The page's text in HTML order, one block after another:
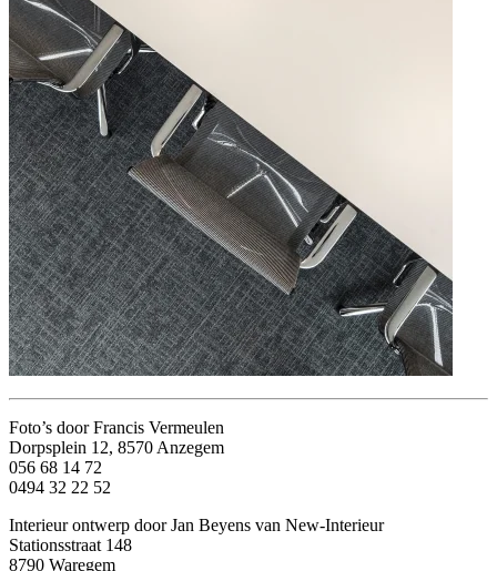
Foto’s door Francis Vermeulen
Dorpsplein 12, 8570 Anzegem
056 68 14 72
0494 32 22 52
Interieur ontwerp door Jan Beyens van New-Interieur
Stationsstraat 148
8790 Waregem